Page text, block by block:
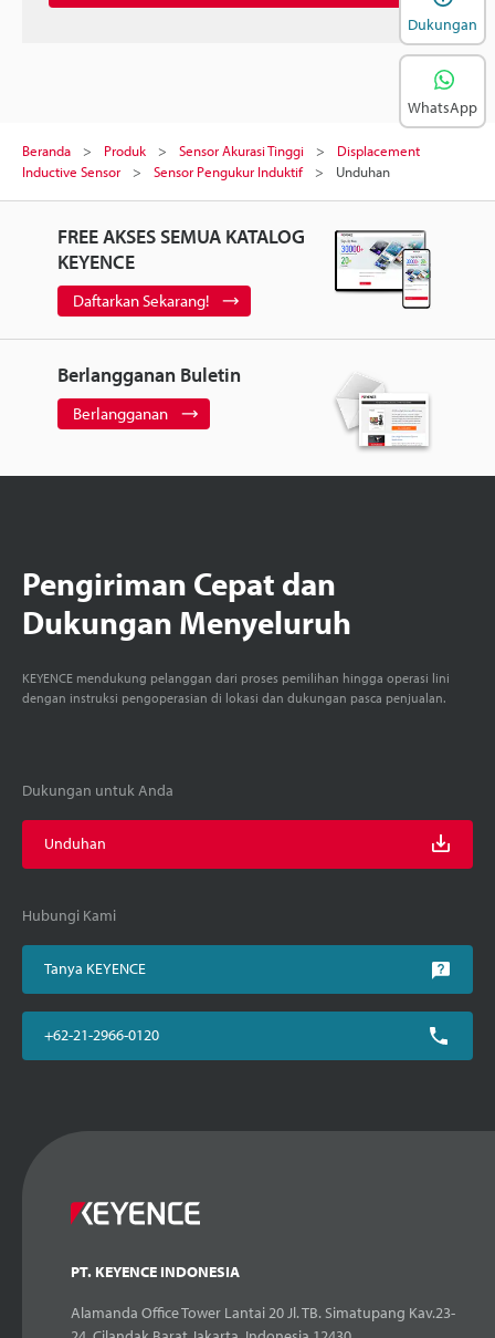
Beranda Produk Sensor Akurasi Tinggi
Displacement
Inductive Sensor
Sensor Pengukur Induktif Unduhan
FREE AKSES SEMUA KATALOG
KEYENCE
Daftarkan Sekarang!
Berlangganan Buletin
Berlangganan
Pengiriman Cepat dan
Dukungan Menyeluruh
KEYENCE mendukung pelanggan dari proses pemilihan hingga operasi lini
dengan instruksi pengoperasian di lokasi dan dukungan pasca penjualan.
Dukungan untuk Anda
Unduhan
Hubungi Kami
Tanya KEYENCE
+62-21-2966-0120
PT. KEYENCE INDONESIA
Alamanda Office Tower Lantai 20 Jl. TB. Simatupang Kav.23-
Dukungan
WhatsApp